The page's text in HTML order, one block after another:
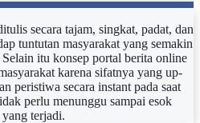
secara tajam, singkat, padat, dan
tuntutan masyarakat yang semakin
itu konsep portal berita online
karena sifatnya yang up-
peristiwa secara instant pada saat
perlu menunggu sampai esok
terjadi.